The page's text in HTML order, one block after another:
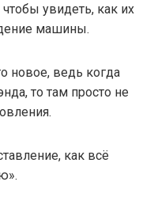
увидеть, как их
машины.
новое, ведь когда
то там просто не
как всё